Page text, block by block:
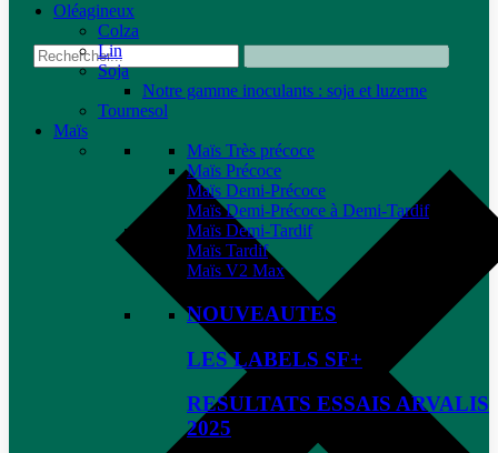
Oléagineux
Colza
Lin
Soja
Notre gamme inoculants : soja et luzerne
Tournesol
Maïs
Maïs Très précoce
Maïs Précoce
Maïs Demi-Précoce
Maïs Demi-Précoce à Demi-Tardif
Maïs Demi-Tardif
Maïs Tardif
Maïs V2 Max
NOUVEAUTES
LES LABELS SF+
RESULTATS ESSAIS ARVALIS
2025